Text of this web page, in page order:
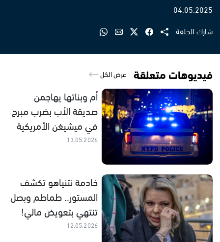
04.05.2025
شارك الحلقة
فيديوهات متعلقة عرض الكل
أم وبناتها يهاجمن
صديقة الأب بضرب مبرح
في ميشيغن الأمريكية
13.05.2026
خادمة نتنياهو تكشف
المستور.. طماطم وبصل
تنتهي بتعويض مالي!
12.05.2026